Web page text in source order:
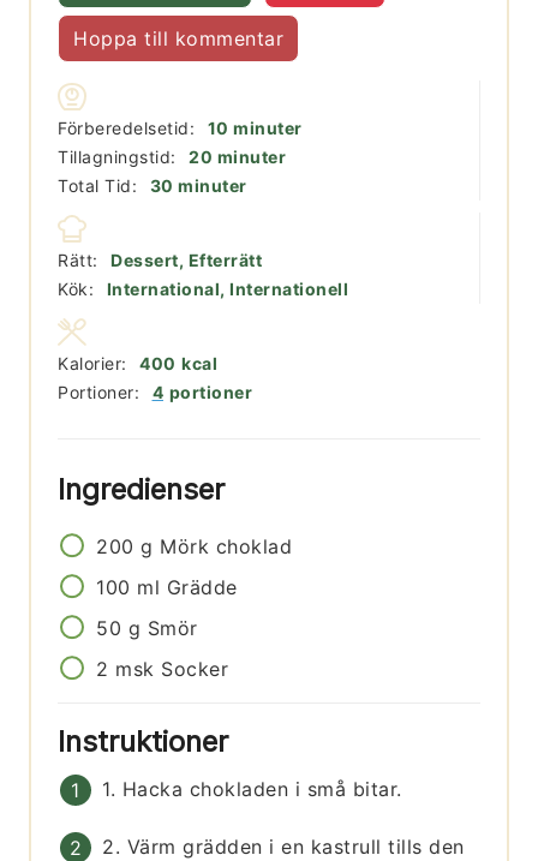
Hoppa till kommentar
Förberedelsetid: 10 minuter
minuter
Tillagningstid:
20 minuter
minuter
Total Tid:
30 minuter
minuter
Rätt:
Dessert, Efterrätt
Kök:
International, Internationell
Portioner: 4 portioner
Kalorier: 400 kcal
Ingredienser
200 g Mörk choklad
100 ml Grädde
50 g Smör
2 msk Socker
Instruktioner
1. Hacka chokladen i små bitar.
2. Värm grädden i en kastrull tills den